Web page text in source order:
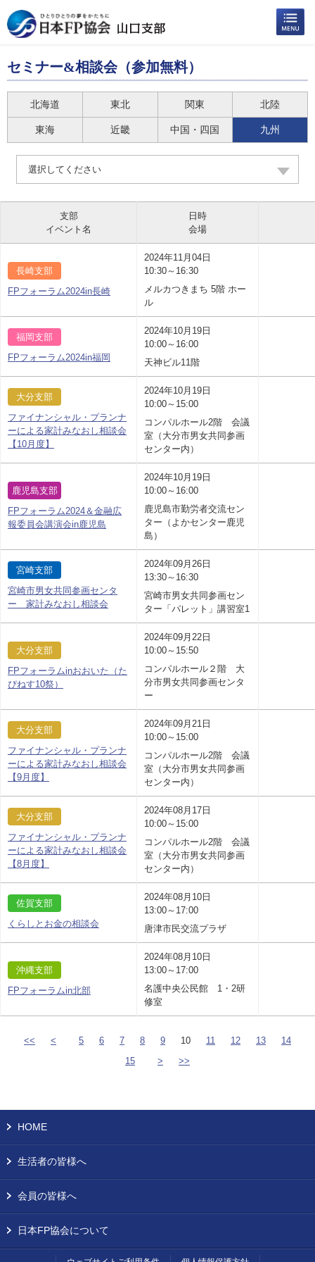
セミナー&相談会（参加無料）
北海道 東北 関東 北陸
東海 近畿 中国・四国 九州
選択してください
支部
イベント名
日時
会場
長崎支部
FPフォーラム2024in長崎
2024年11月04日
10:30～16:30
メルカつきまち 5階 ホー
ル
福岡支部
FPフォーラム2024in福岡
2024年10月19日
10:00～16:00
天神ビル11階
大分支部
ファイナンシャル・プランナ
ーによる家計みなおし相談会
【10月度】
2024年10月19日
10:00～15:00
コンパルホール2階 会議
室（大分市男女共同参画
センター内）
鹿児島支部
FPフォーラム2024＆金融広
報委員会講演会in鹿児島
2024年10月19日
10:00～16:00
鹿児島市勤労者交流セン
ター（よかセンター鹿児
島）
宮崎支部
宮崎市男女共同参画センタ
ー 家計みなおし相談会
2024年09月26日
13:30～16:30
宮崎市男女共同参画セン
ター「パレット」講習室1
大分支部
FPフォーラムinおおいた（た
ぴねす10祭）
2024年09月22日
10:00～15:50
コンパルホール２階 大
分市男女共同参画センタ
ー
大分支部
ファイナンシャル・プランナ
ーによる家計みなおし相談会
【9月度】
2024年09月21日
10:00～15:00
コンパルホール2階 会議
室（大分市男女共同参画
センター内）
大分支部
ファイナンシャル・プランナ
ーによる家計みなおし相談会
【8月度】
2024年08月17日
10:00～15:00
コンパルホール2階 会議
室（大分市男女共同参画
センター内）
佐賀支部
くらしとお金の相談会
2024年08月10日
13:00～17:00
唐津市民交流プラザ
沖縄支部
FPフォーラムin北部
2024年08月10日
13:00～17:00
名護中央公民館 1・2研
修室
<< < 5 6 7 8 9 10 11 12 13
14
15
> >>
HOME
生活者の皆様へ
会員の皆様へ
日本FP協会について